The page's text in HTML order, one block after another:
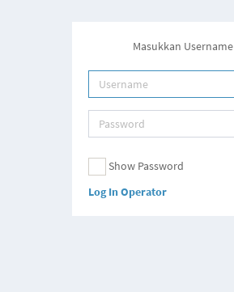
Masukkan
Show Password
Log In Operator